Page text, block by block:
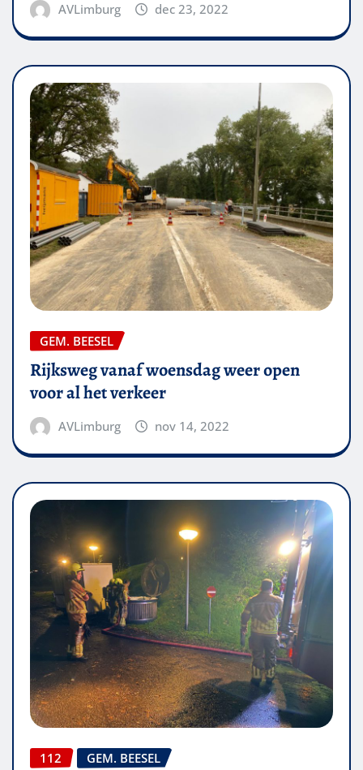
AVLimburg dec 23, 2022
GEM. BEESEL
Rijksweg vanaf woensdag weer open
voor al het verkeer
AVLimburg nov 14, 2022
112 GEM. BEESEL